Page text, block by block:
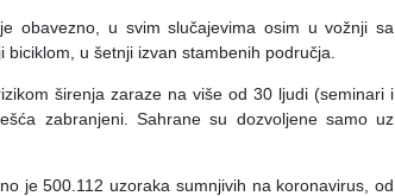
obavezno, u svim slučajevima osim u vožnji sa
u šetnji izvan stambenih područja.
širenja zaraze na više od 30 ljudi (seminari i
zabranjeni. Sahrane su dozvoljene samo uz
je 500.112 uzoraka sumnjivih na koronavirus, od